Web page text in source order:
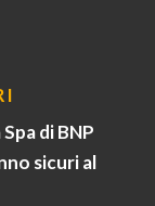
di BNP
sicuri al